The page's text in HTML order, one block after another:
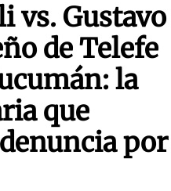
vs. Gustavo
de Telefe
la
que
por